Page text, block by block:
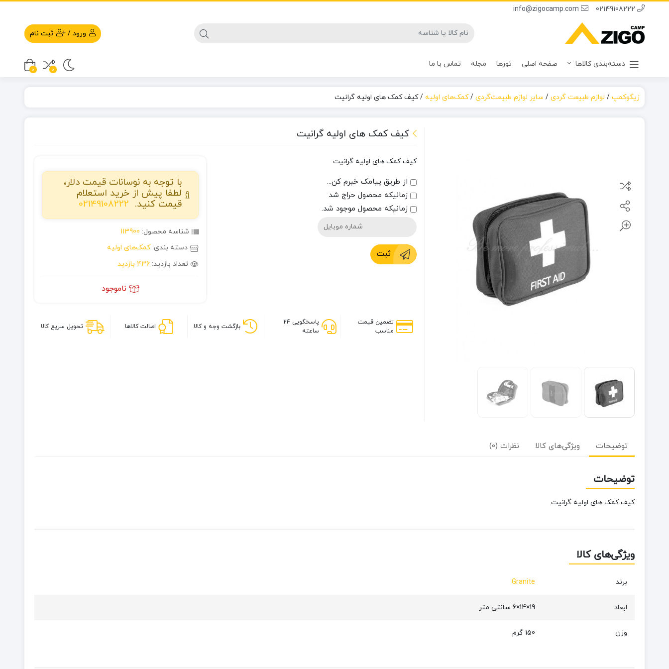
02149108222
info@zigocamp.com
ورود / ثبت نام
دسته‌بندی کالاها صفحه اصلی تورها مجله تماس با ما
0
0
زیگوکمپ/ لوازم طبیعت گردی/ سایر لوازم طبیعت‌گردی/کمک‌های اولیه /کیف کمک های اولیه گرانیت
کیف کمک های اولیه گرانیت
کیف کمک های اولیه گرانیت
از طریق پیامک خبرم کن...
زمانیکه محصول حراج شد
زمانیکه محصول موجود شد.
ثبت
با توجه به نوسانات قیمت دلار،
لطفا پیش از خرید استعلام
قیمت کنید. 02149108222
شناسه محصول: 113900
دسته بندی:کمک‌های اولیه
تعداد بازدید: 436 بازدید
ناموجود
تضمین قیمت
مناسب
پاسخگویی 24
ساعته
بازگشت وجه و کالا اصالت کالاها تحویل سریع کالا
توضیحات ویژگی‌های کالا نظرات (0)
توضیحات
کیف کمک های اولیه گرانیت
ویژگی‌های کالا
برند Granite
ابعاد 19×14×6 سانتی متر
وزن 150 گرم